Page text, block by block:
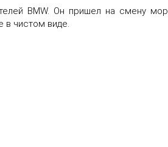
BMW. Он пришел на смену
в чистом виде.